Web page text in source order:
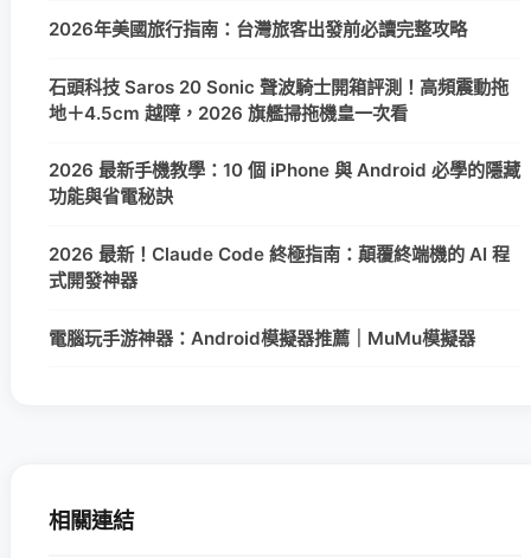
2026年美國旅行指南：台灣旅客出發前必讀完整攻略
石頭科技 Saros 20 Sonic 聲波騎士開箱評測！高頻震動拖
地＋4.5cm 越障，2026 旗艦掃拖機皇一次看
2026 最新手機教學：10 個 iPhone 與 Android 必學的隱藏
功能與省電秘訣
2026 最新！Claude Code 終極指南：顛覆終端機的 AI 程
式開發神器
電腦玩手游神器：Android模擬器推薦｜MuMu模擬器
相關連結